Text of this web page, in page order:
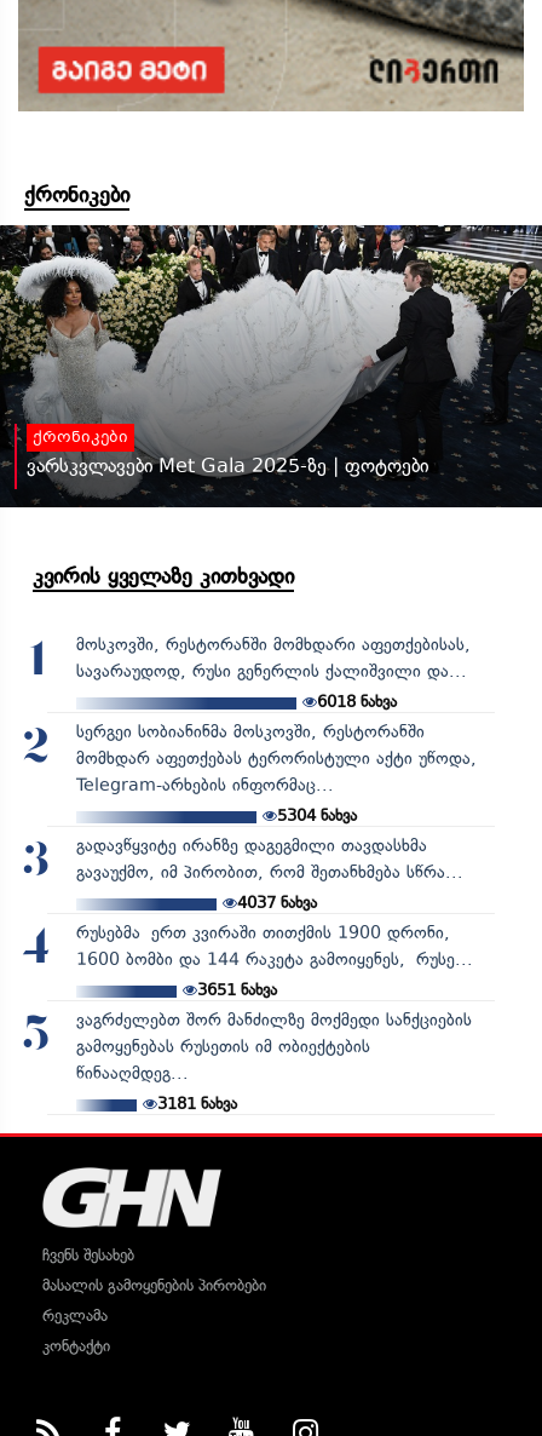
ქრონიკები
ქრონიკები
ვარსკვლავები Met Gala 2025-ზე | ფოტოები
კვირის ყველაზე კითხვადი
1
მოსკოვში, რესტორანში მომხდარი აფეთქებისას,
სავარაუდოდ, რუსი გენერლის ქალიშვილი და...
6018 ნახვა
2
სერგეი სობიანინმა მოსკოვში, რესტორანში
მომხდარ აფეთქებას ტერორისტული აქტი უწოდა,
Telegram-არხების ინფორმაც...
5304ნახვა
3
გადავწყვიტე ირანზე დაგეგმილი თავდასხმა
გავაუქმო, იმ პირობით, რომ შეთანხმება სწრა...
4037ნახვა
4
რუსებმა ერთ კვირაში თითქმის 1900 დრონი,
1600 ბომბი და 144 რაკეტა გამოიყენეს, რუსე...
3651ნახვა
5
ვაგრძელებთ შორ მანძილზე მოქმედი სანქციების
გამოყენებას რუსეთის იმ ობიექტების
წინააღმდეგ...
3181ნახვა
ჩვენს შესახებ
მასალის გამოყენების პირობები
რეკლამა
კონტაქტი